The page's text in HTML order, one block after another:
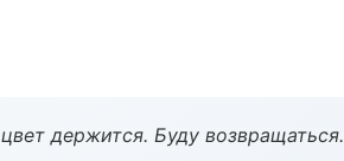
держится. Буду возвращаться.